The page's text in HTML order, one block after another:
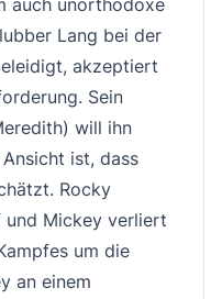
Lang bei der
akzeptiert
Sein
will ihn
ist, dass
Rocky
und Mickey verliert
um die
an einem